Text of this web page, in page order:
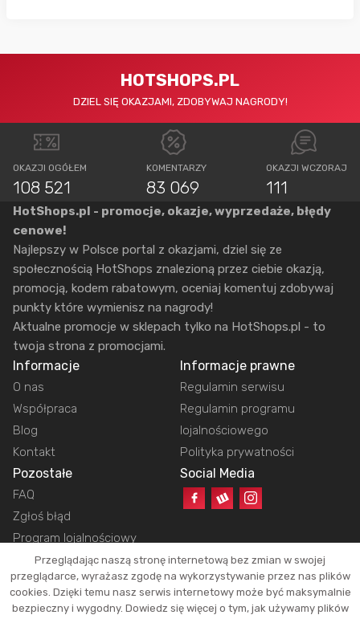
HOTSHOPS.PL
DZIEL SIĘ OKAZJAMI, ZDOBYWAJ NAGRODY!
OKAZJI OGÓŁEM
108 521
KOMENTARZY
83 069
OKAZJI WCZORAJ
111
HotShops.pl - promocje, okazje, wyprzedaże, błędy
cenowe!
Najlepszy w Polsce portal z okazjami, dziel się ze
społecznością HotShops znalezioną przez ciebie okazją,
promocją, kodem rabatowym, oceniaj komentuj zdobywaj
punkty które wymienisz na nagrody!
Aktualne promocje w sklepach tylko na HotShops.pl - to
twoja strona z promocjami.
Informacje
O nas
Współpraca
Blog
Kontakt
Informacje prawne
Regulamin serwisu
Regulamin programu
lojalnościowego
Polityka prywatności
Pozostałe
FAQ
Zgłoś błąd
Program lojalnościowy
Social Media
Copyright © 2026 HotShops.pl - Wszelkie prawa zastrzeżone.
Jako partnerzy możemy otrzymać prowizję za dokonanie zakupów z naszych
Przeglądając naszą stronę internetową bez zmian w swojej
przeglądarce, wyrażasz zgodę na wykorzystywanie przez nas plików
cookies. Dzięki temu nasz serwis internetowy może być maksymalnie
bezpieczny i wygodny. Dowiedz się więcej o tym, jak używamy plików